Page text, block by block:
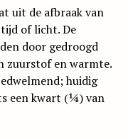
uit de afbraak van
of licht. De
door gedroogd
zuurstof en warmte.
huidig
een kwart (¼) van